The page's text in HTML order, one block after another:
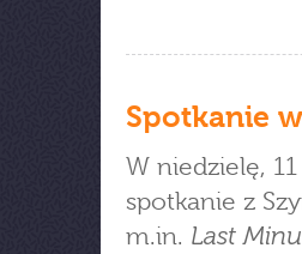
Spotkanie
W niedzielę,
spotkanie z
m.in. Last